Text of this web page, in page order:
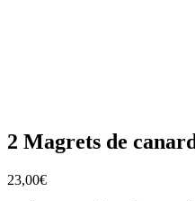
2 Magrets de
23,00€